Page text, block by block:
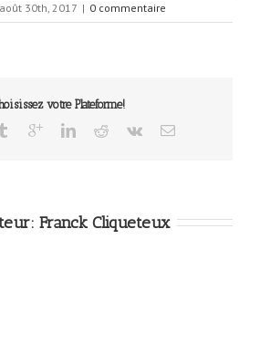
août 30th, 2017 | 0 commentaire
votre Plateforme!
Franck Cliqueteux